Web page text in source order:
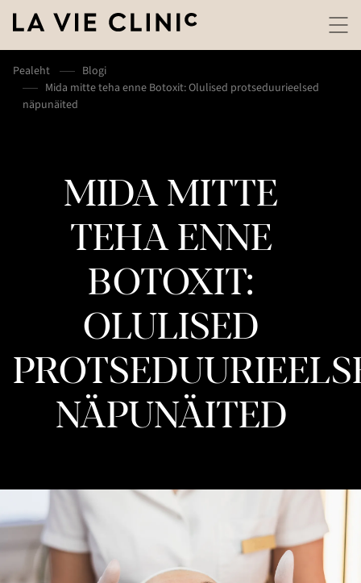
Pealeht
Blogi
Mida mitte teha enne Botoxit: Olulised protseduurieelsed
näpunäited
MIDA MITTE
TEHA ENNE
BOTOXIT:
OLULISED
NÄPUNÄITED